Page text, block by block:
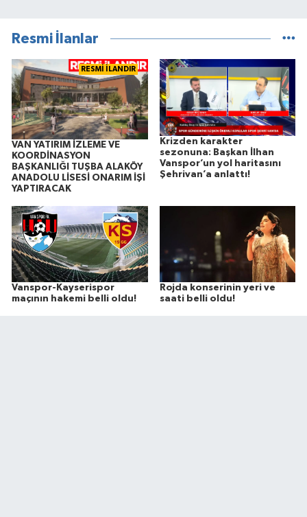
Resmi İlanlar
RESMİ İLANDIR
VAN YATIRIM İZLEME VE
KOORDİNASYON
BAŞKANLIĞI TUŞBA ALAKÖY
ANADOLU LİSESİ ONARIM İŞİ
YAPTIRACAK
Krizden karakter
sezonuna: Başkan İlhan
Vanspor’un yol haritasını
Şehrivan’a anlattı!
Vanspor-Kayserispor
maçının hakemi belli oldu!
Rojda konserinin yeri ve
saati belli oldu!